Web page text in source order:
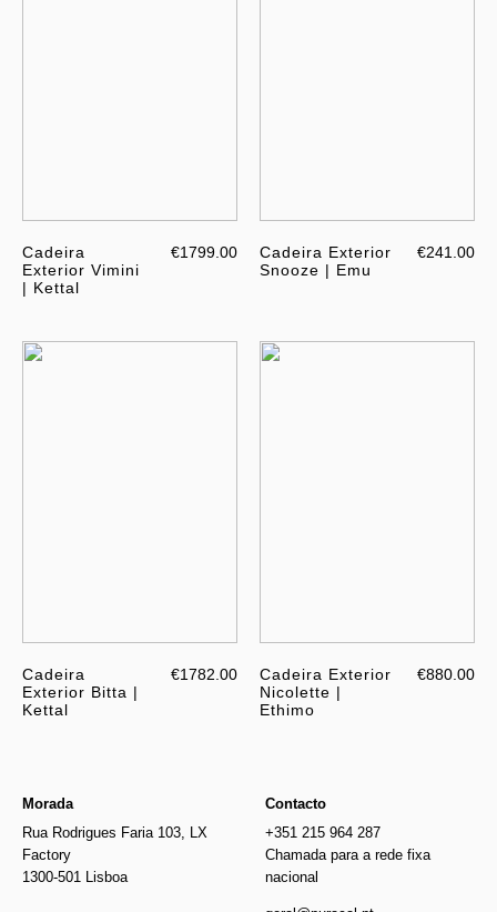
Cadeira
Exterior Vimini
| Kettal
€1799.00
Cadeira Exterior
Snooze | Emu
€241.00
Cadeira
Exterior Bitta |
Kettal
€1782.00
Cadeira Exterior
Nicolette |
Ethimo
€880.00
Morada
Rua Rodrigues Faria 103, LX
Factory
1300-501 Lisboa
Contacto
+351 215 964 287
Chamada para a rede fixa
nacional